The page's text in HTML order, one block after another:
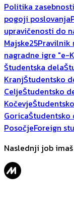
Politika zasebnosti
pogoji poslovanja
upravičenosti do
Majske25Pravilnik
nagradne igre "e-
Študentska dela
KranjŠtudentsko
CeljeŠtudentsko
Kočevje
GoricaŠtudentsko
PosočjeForeign
Naslednji job